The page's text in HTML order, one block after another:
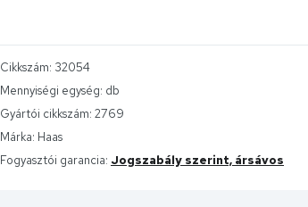
Cikkszám: 32054
Mennyiségi egység: db
Gyártói cikkszám: 2769
Márka: Haas
Fogyasztói garancia: Jogszabály szerint, ársávos